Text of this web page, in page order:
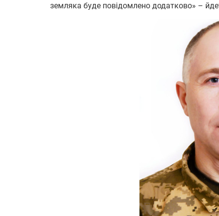
земляка буде повідомлено додатково» –